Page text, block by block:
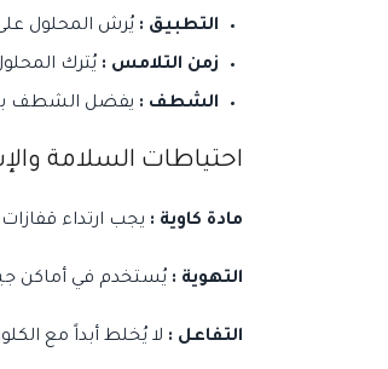
التطبيق : يُرش المحلول
زمن التلامس : يُترك المحلول على السطح
الشطف : يفضل الشطف
احتياطات السلامة
مادة كاوية : يجب ارتداء
التهوية : يُستخدم في أماكن
التفاعل : لا يُخلط أبداً مع